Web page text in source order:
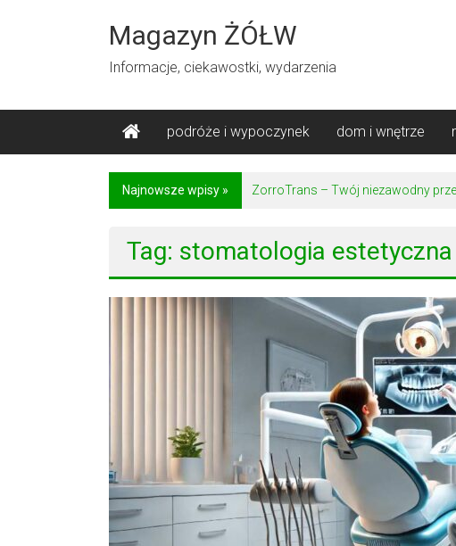
Magazyn ŻÓŁW
Informacje, ciekawostki, wydarzenia
podróże i wypoczynek dom i wnętrze
Najnowsze wpisy » ZorroTrans – Twój niezawodny
Tag: stomatologia estetyczna